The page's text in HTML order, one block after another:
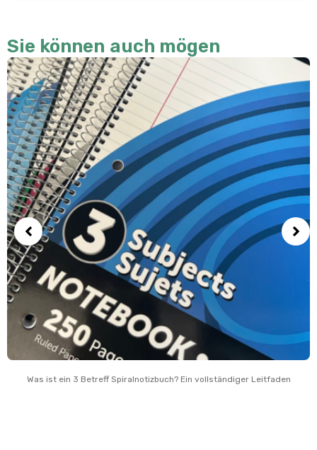
Sie können auch mögen
Was ist ein 3 Betreff Spiralnotizbuch? Ein vollständiger Leitfaden